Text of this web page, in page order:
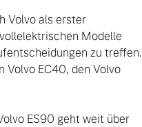
Volvo als erster
Modelle
zu treffen.
EC40, den Volvo
ES90 geht weit über